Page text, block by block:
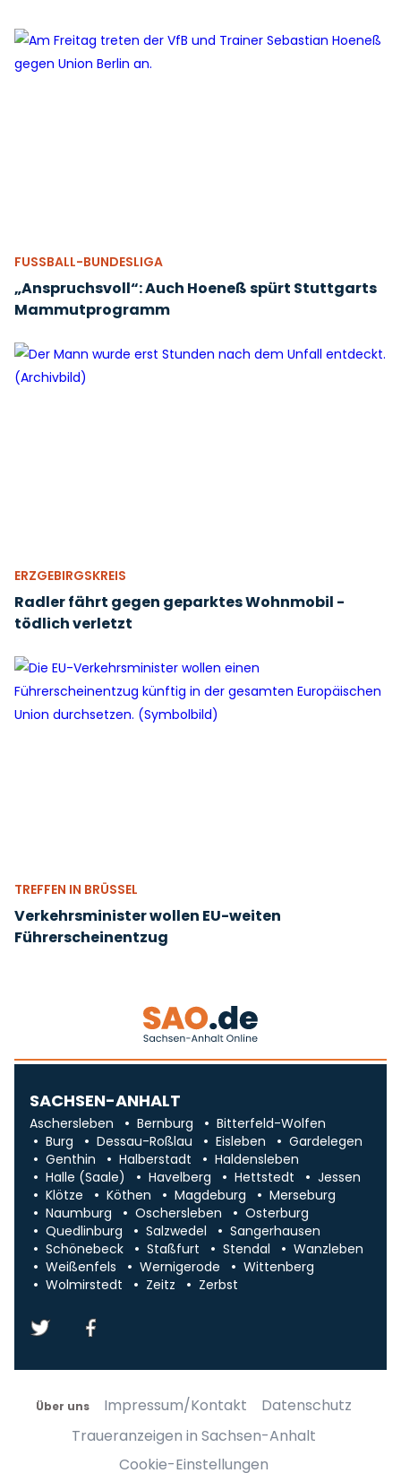
FUSSBALL-BUNDESLIGA
„Anspruchsvoll“: Auch Hoeneß spürt Stuttgarts
Mammutprogramm
ERZGEBIRGSKREIS
Radler fährt gegen geparktes Wohnmobil -
tödlich verletzt
TREFFEN IN BRÜSSEL
Verkehrsminister wollen EU-weiten
Führerscheinentzug
SACHSEN-ANHALT
Aschersleben Bernburg
Bitterfeld-Wolfen
Burg
Dessau-Roßlau Eisleben
Gardelegen
Genthin
Halberstadt
Haldensleben
Halle (Saale)
Havelberg Hettstedt
Jessen
Klötze
Köthen Magdeburg
Merseburg
Naumburg
Oschersleben
Osterburg
Quedlinburg
Salzwedel
Sangerhausen
Schönebeck
Staßfurt Stendal
Wanzleben
Weißenfels
Wernigerode
Wittenberg
Wolmirstedt
Zeitz Zerbst
Über uns Impressum/Kontakt
Datenschutz
Traueranzeigen in Sachsen-Anhalt
Cookie-Einstellungen